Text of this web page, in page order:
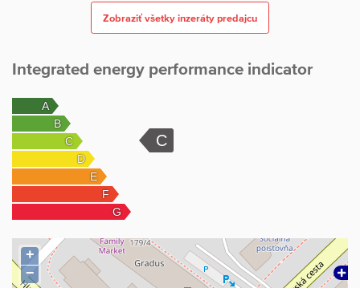
- možnosť kúpy garáže a parkovacieho miesta
- v blízkosti sú obchodné centrá, pošta, materská škola, základná
škola, lekáreň, pohostinstvo, kaviareň, MHD
Cena tohto skvelého 3-izbového bytu je 158.800 € už aj vrátane
provízie a kvalitného servisu realitnej kancelárie A-W Real.
Ak Vás moja ponuka zaujala neváhajte a skontaktujte sa so mnou.
Ochotne Vám dohodnem osobnú obhliadku bytu a pomôžem aj s
vybavením hypotekárneho úveru.
Zobraziť všetky inzeráty predajcu
Integrated energy performance indicator
+
−